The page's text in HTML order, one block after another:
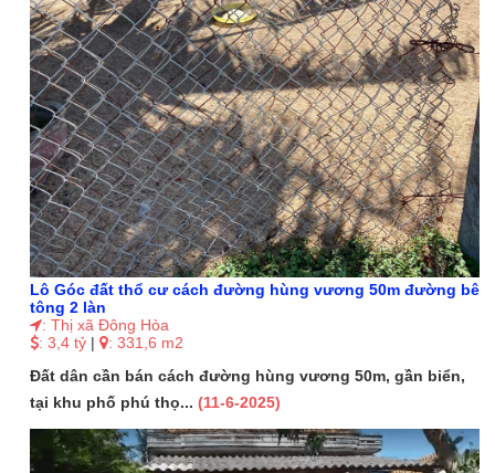
Lô Góc đất thổ cư cách đường hùng vương 50m đường bê
tông 2 làn
: Thị xã Đông Hòa
: 3,4 tỷ | : 331,6 m2
Đất dân cần bán cách đường hùng vương 50m, gần biển,
tại khu phố phú thọ...(11-6-2025)